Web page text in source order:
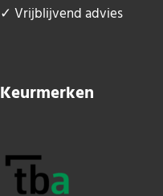
✓ Vrijblijvend advies
Keurmerken